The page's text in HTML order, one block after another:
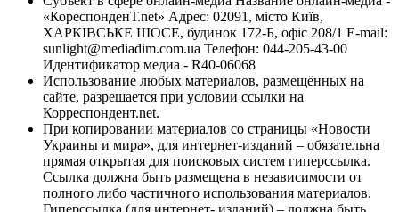
«КореспонденТ.net» Адрес: 02091, місто Київ,
ХАРКІВСЬКЕ ШОСЕ, будинок 172-Б, офіс 208/1 E-mail:
sunlight@mediadim.com.ua Телефон: 044-205-43-00
Идентификатор медиа - R40-06068
Использование любых материалов, размещённых на
сайте, разрешается при условии ссылки на
Корреспондент.net.
При копировании материалов со страницы «Новости
Украины и мира», для интернет-изданий – обязательна
прямая открытая для поисковых систем гиперссылка.
Ссылка должна быть размещена в независимости от
полного либо частичного использования материалов.
Гиперссылка (для интернет- изданий) – должна быть